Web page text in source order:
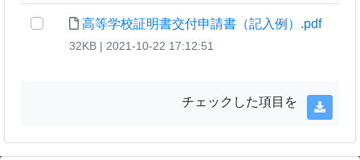
高等学校証明書交付申請書（記入例）.pdf
32KB | 2021-10-22 17:12:51
チェックした項目を